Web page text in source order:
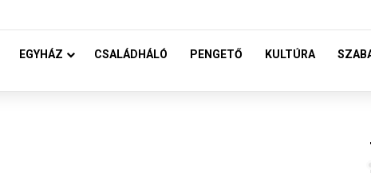
EGYHÁZ CSALÁDHÁLÓ PENGETŐ KULTÚRA